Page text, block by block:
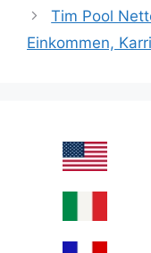
Tim Pool
Einkommen,